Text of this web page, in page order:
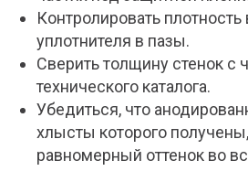
Контролировать
уплотнителя в пазы.
Сверить толщину стенок с
технического каталога.
Убедиться, что
хлысты которого
равномерный оттенок во